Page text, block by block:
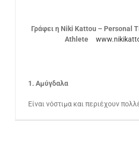
Γράφει η Niki Kattou – Personal
Athlete
1. Αμύγδαλα
Είναι νόστιμα και περιέχουν